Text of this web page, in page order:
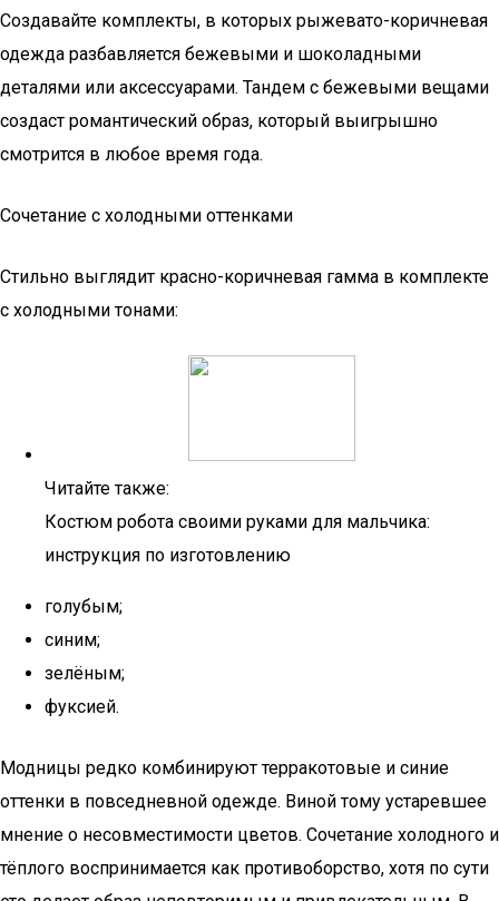
Создавайте комплекты, в которых рыжевато-коричневая
одежда разбавляется бежевыми и шоколадными
деталями или аксессуарами. Тандем с бежевыми вещами
создаст романтический образ, который выигрышно
смотрится в любое время года.
Сочетание с холодными оттенками
Стильно выглядит красно-коричневая гамма в комплекте
с холодными тонами:
Читайте также:
Костюм робота своими руками для мальчика:
инструкция по изготовлению
голубым;
синим;
зелёным;
фуксией.
Модницы редко комбинируют терракотовые и синие
оттенки в повседневной одежде. Виной тому устаревшее
мнение о несовместимости цветов. Сочетание холодного и
тёплого воспринимается как противоборство, хотя по сути